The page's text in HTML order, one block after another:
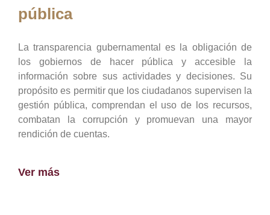
pública
La transparencia gubernamental es la obligación de
los gobiernos de hacer pública y accesible la
información sobre sus actividades y decisiones. Su
propósito es permitir que los ciudadanos supervisen la
gestión pública, comprendan el uso de los recursos,
combatan la corrupción y promuevan una mayor
rendición de cuentas.
Ver más